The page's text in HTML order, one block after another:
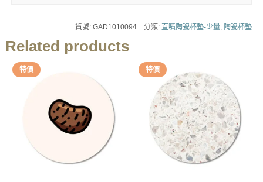
貨號:GAD1010094 分類: 直噴陶瓷杯墊-少量 陶瓷杯墊
Related products
特價 特價